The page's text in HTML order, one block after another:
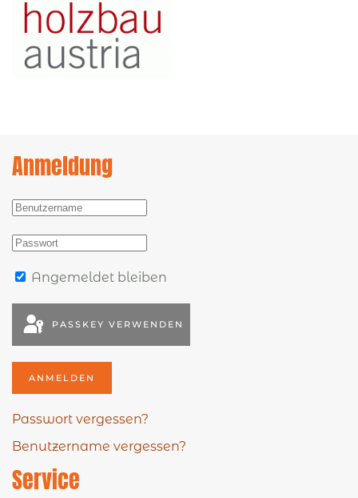
Anmeldung
Angemeldet bleiben
PASSKEY VERWENDEN
ANMELDEN
Passwort vergessen?
Benutzername vergessen?
Service